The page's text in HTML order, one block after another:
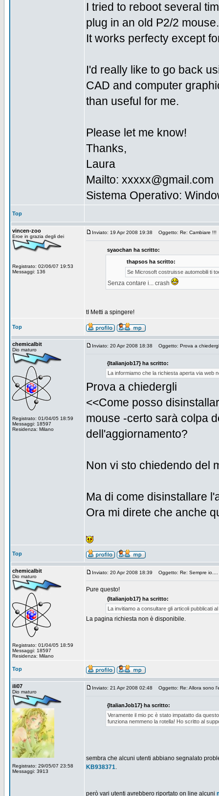
I tried to reboot several
plug in an old P2/2 mouse.
It works perfecty except
I'd really like to go back
CAD and computer
than useful for me.
Please let me know!
Thanks,
Laura
Mailto: xxxxx@gmail.com
Sistema Operativo:
Top
vincen-zoo
Eroe in grazia degli dei
Registrato: 02/06/07 19:53
Messaggi: 136
Inviato: 19 Apr 2008 19:38 Oggetto: Re: Cambiare !!!
syaochan ha scritto:
thapsos ha scritto:
Se Microsoft costruisse automobili ti
Senza contare i... crash
tI Metti a spingere!
Top
chemicalbit
Dio maturo
Registrato: 01/04/05 18:59
Messaggi: 18597
Residenza: Milano
Inviato: 20 Apr 2008 18:38 Oggetto: Prova a
{Italianjob17} ha scritto:
La informiamo che la richiesta aperta via web
Prova a chiedergli
<<Come posso
mouse -certo sarà colpa
dell'aggiornamento?
Non vi sto chiedendo del
Ma di come disinstallare
Ora mi direte che anche
Top
chemicalbit
Dio maturo
Registrato: 01/04/05 18:59
Messaggi: 18597
Residenza: Milano
Inviato: 20 Apr 2008 18:39 Oggetto: Re: Sempre
Pure questo!
{Italianjob17} ha scritto:
La invitiamo a consultare gli articoli pubblicati
La pagina richiesta non è disponibile.
Top
ili07
Dio maturo
Registrato: 29/05/07 23:58
Messaggi: 3913
Inviato: 21 Apr 2008 02:48 Oggetto: Re: Allora sono
{ItalianJob17} ha scritto:
Veramente il mio pc è stato impatatto da
funziona nemmeno la rotella! Ho scritto al
sembra che alcuni utenti abbiano segnalato
KB938371.
però vari utenti avrebbero riportato on line alcuni